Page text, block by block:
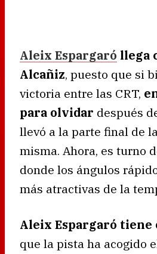
Aleix Espargaró llega
Alcañiz, puesto que si
victoria entre las CRT,
para olvidar después
llevó a la parte final de
misma. Ahora, es turno
donde los ángulos
más atractivas de la
Aleix Espargaró
que la pista ha acogido